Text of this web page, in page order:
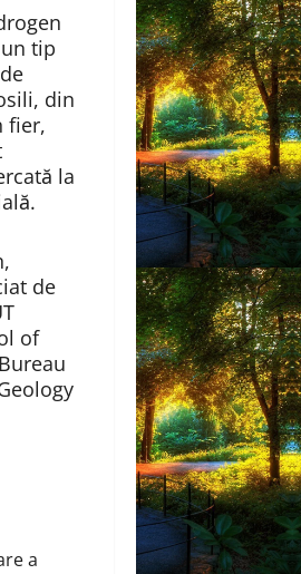
tip
din
fier,
la
de
of
a